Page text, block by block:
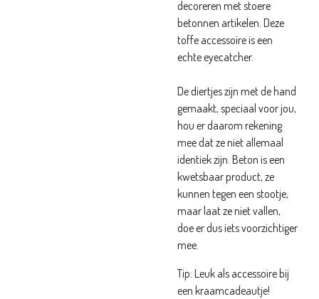
decoreren met stoere
betonnen artikelen. Deze
toffe accessoire is een
echte eyecatcher.
De diertjes zijn met de hand
gemaakt, speciaal voor jou,
hou er daarom rekening
mee dat ze niet allemaal
identiek zijn. Beton is een
kwetsbaar product, ze
kunnen tegen een stootje,
maar laat ze niet vallen,
doe er dus iets voorzichtiger
mee.
Tip: Leuk als accessoire bij
een kraamcadeautje!